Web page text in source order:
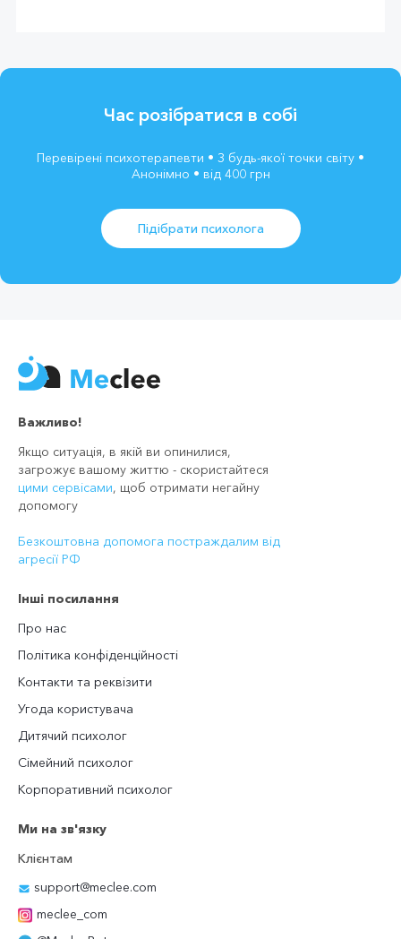
Час розібратися в собі
Перевірені психотерапевти • З будь-якої точки світу •
Анонімно • від 400 грн
Підібрати психолога
Важливо!
Якщо ситуація, в якій ви опинилися,
загрожує вашому життю - скористайтеся
цими сервісами, щоб отримати негайну
допомогу
Безкоштовна допомога постраждалим від
агресії РФ
Інші посилання
Про нас
Політика конфіденційності
Контакти та реквізити
Угода користувача
Дитячий психолог
Сімейний психолог
Корпоративний психолог
Ми на зв'язку
Клієнтам
support@meclee.com
meclee_com